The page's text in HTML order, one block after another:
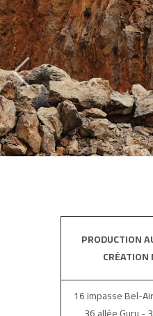
‹
PRODUCTION
16 impasse Bel-